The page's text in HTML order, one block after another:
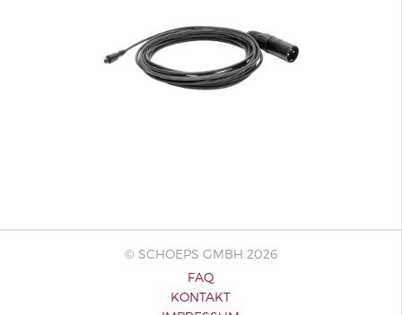
© SCHOEPS GMBH 2026
FAQ
KONTAKT